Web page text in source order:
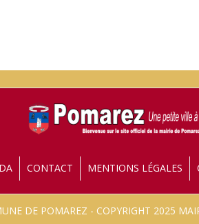
CONTACT MENTIONS LÉGALES
DE POMAREZ - COPYRIGHT 2025